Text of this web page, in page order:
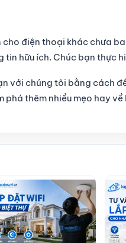
cho điện thoại khác chưa
tin hữu ích. Chúc bạn thực
với chúng tôi bằng cách
thêm nhiều mẹo hay